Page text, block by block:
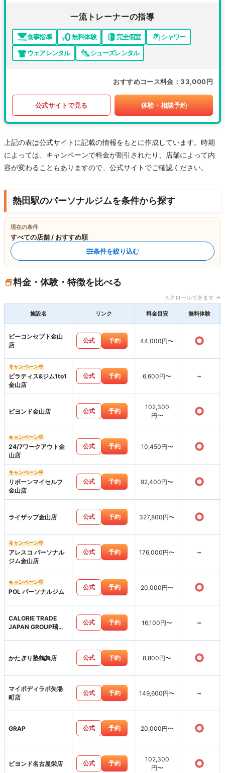
一流トレーナーの指導
食事指導 無料体験 完全個室
シャワー
ウェアレンタル
シューズレンタル
おすすめコース料金 33,000円
公式サイトで見る 体験・相談予約
上記の表は公式サイトに記載の情報をもとに作成しています。時期
によっては、キャンペーンで料金が割引されたり、店舗によって内
容が変わることもありますので、公式サイトでご確認ください。
熱田駅のパーソナルジムを条件から探す
現在の条件
すべての店舗 / おすすめ順
条件を絞り込む
料金・体験・特徴を比べる
スクロールできます →
施設名 リンク 料金目安 無料体験
ビーコンセプト金山
店
公式 予約 44,000円〜 ○
キャンペーン中
ピラティス&ジム1to1
金山店
公式 予約 6,600円〜 -
ビヨンド金山店 公式 予約
102,300
円〜
○
キャンペーン中
24/7ワークアウト金
山店
公式 予約 10,450円〜 ○
キャンペーン中
リボーンマイセルフ
金山店
公式 予約 92,400円〜 ○
ライザップ金山店 公式 予約 327,800円〜 ○
キャンペーン中
アレスコ パーソナル
ジム金山店
公式 予約 176,000円〜 -
キャンペーン中
POL パーソナルジム
公式 予約 20,000円〜 ○
CALORIE TRADE
JAPAN GROUP瑞穂
公式 予約 16,100円〜 -
かたぎり塾鶴舞店 公式 予約 8,800円〜 ○
マイボディラボ矢場
町店
公式 予約 149,600円〜 -
GRAP 公式 予約 20,000円〜 ○
ビヨンド名古屋栄店 公式 予約
102,300
円〜
○